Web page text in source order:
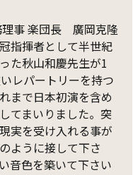
理事 楽団長 廣岡克隆
指揮者として半世紀
た秋山和慶先生が1
レパートリーを持つ
まで日本初演を含め
てまいりました。突
実を受け入れる事が
ように接して下さ
音色を築いて下さい